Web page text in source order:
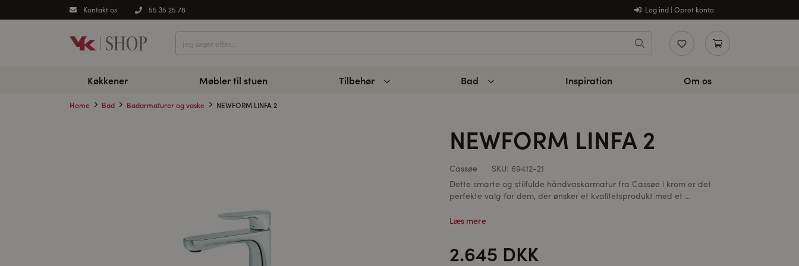
Kontakt os 55 35 25 78 Log ind | Opret konto
Køkkener Møbler til stuen Tilbehør Bad Inspiration Om os
Home Bad Badarmaturer og vaske NEWFORM LINFA 2
NEWFORM LINFA 2
Cassøe SKU: 69412-21
Dette smarte og stilfulde håndvaskarmatur fra Cassøe i krom er det
perfekte valg for dem, der ønsker et kvalitetsprodukt med et ...
Læs mere
2.645 DKK